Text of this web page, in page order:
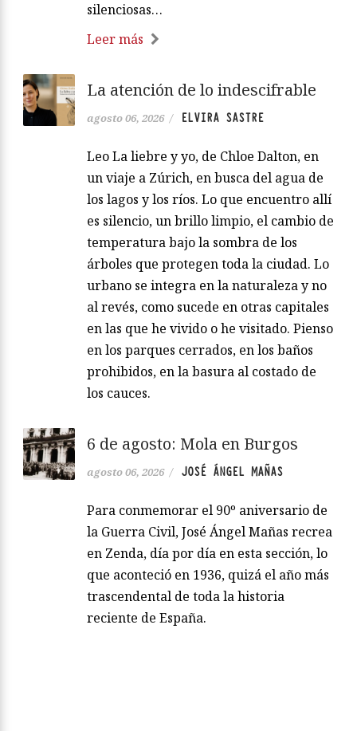
silenciosas…
Leer más
La atención de lo indescifrable
agosto 06, 2026 / ELVIRA SASTRE
Leo La liebre y yo, de Chloe Dalton, en
un viaje a Zúrich, en busca del agua de
los lagos y los ríos. Lo que encuentro allí
es silencio, un brillo limpio, el cambio de
temperatura bajo la sombra de los
árboles que protegen toda la ciudad. Lo
urbano se integra en la naturaleza y no
al revés, como sucede en otras capitales
en las que he vivido o he visitado. Pienso
en los parques cerrados, en los baños
prohibidos, en la basura al costado de
los cauces.
6 de agosto: Mola en Burgos
agosto 06, 2026 / JOSÉ ÁNGEL MAÑAS
Para conmemorar el 90º aniversario de
la Guerra Civil, José Ángel Mañas recrea
en Zenda, día por día en esta sección, lo
que aconteció en 1936, quizá el año más
trascendental de toda la historia
reciente de España.